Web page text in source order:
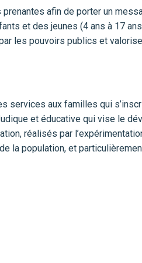
afin de porter un
et des jeunes (4 ans à 17
les pouvoirs publics et
aux familles qui
et éducative qui vise le
réalisés par
population, et